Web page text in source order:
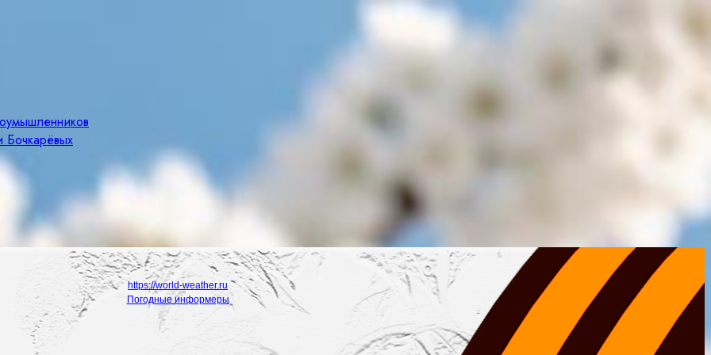
Бочкарёвых
https://world-weather.ru
Погодные информеры